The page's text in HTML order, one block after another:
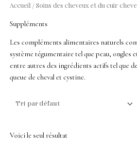
Accueil / Soins des cheveux et du cuir
Suppléments
Les compléments alimentaires naturels
système tégumentaire tel que peau, ongles
entre autres des ingrédients actifs tel que
queue de cheval et cystine.
Voici le seul résultat